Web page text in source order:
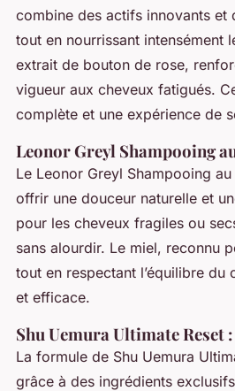
combine des actifs innovants et
tout en nourrissant intensément
extrait de bouton de rose,
vigueur aux cheveux fatigués.
complète et une expérience de
Leonor Greyl Shampooing
Le Leonor Greyl Shampooing
offrir une douceur naturelle et
pour les cheveux fragiles ou
sans alourdir. Le miel, reconnu
tout en respectant l’équilibre
et efficace.
Shu Uemura Ultimate Reset
La formule de Shu Uemura
grâce à des ingrédients